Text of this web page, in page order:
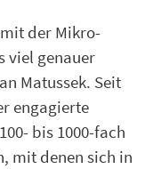
mit der Mikro-
viel genauer
Matussek. Seit
engagierte
bis 1000-fach
mit denen sich in